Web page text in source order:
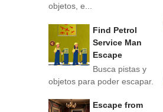
objetos, e...
Find Petrol
Service Man
Escape
Busca pistas y
objetos para poder escapar.
Escape from